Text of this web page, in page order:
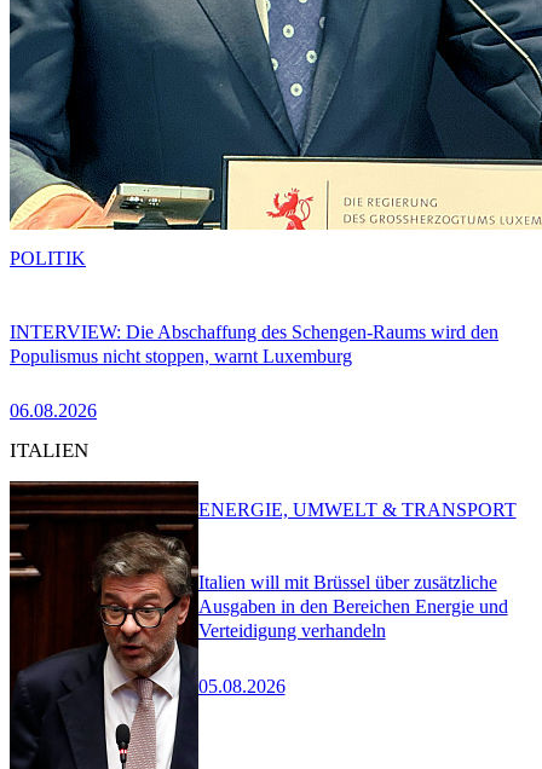
INTERVIEW: Die Abschaffung des Schengen-Raums wird den
Populismus nicht stoppen, warnt Luxemburg
06.08.2026
POLITIK
ITALIEN
Italien will mit Brüssel über zusätzliche
Ausgaben in den Bereichen Energie und
Verteidigung verhandeln
05.08.2026
ENERGIE, UMWELT & TRANSPORT